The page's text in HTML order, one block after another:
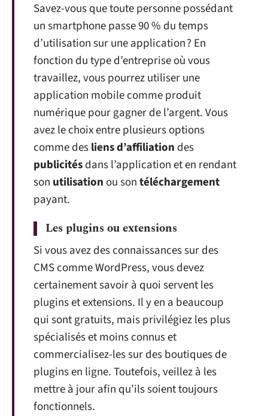
Savez-vous que toute personne possédant
un smartphone passe 90 % du temps
d’utilisation sur une application ? En
fonction du type d’entreprise où vous
travaillez, vous pourrez utiliser une
application mobile comme produit
numérique pour gagner de l’argent. Vous
avez le choix entre plusieurs options
comme desliens d’affiliation des
publicitésdans l’application et en rendant
son utilisation ou sontéléchargement
payant.
Les plugins ou extensions
Si vous avez des connaissances sur des
CMS comme WordPress, vous devez
certainement savoir à quoi servent les
plugins et extensions. Il y en a beaucoup
qui sont gratuits, mais privilégiez les plus
spécialisés et moins connus et
commercialisez-les sur des boutiques de
plugins en ligne. Toutefois, veillez à les
mettre à jour afin qu’ils soient toujours
fonctionnels.